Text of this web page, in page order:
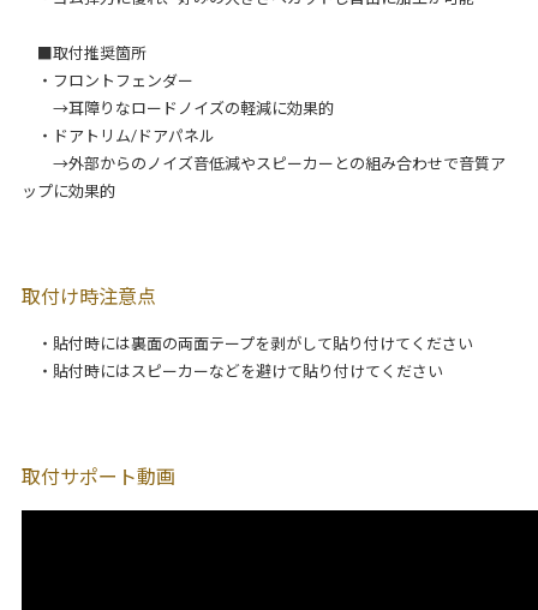
■取付推奨箇所
・フロントフェンダー
→耳障りなロードノイズの軽減に効果的
・ドアトリム/ドアパネル
→外部からのノイズ音低減やスピーカーとの組み合わせで音質ア
ップに効果的
取付け時注意点
・貼付時には裏面の両面テープを剥がして貼り付けてください
・貼付時にはスピーカーなどを避けて貼り付けてください
取付サポート動画